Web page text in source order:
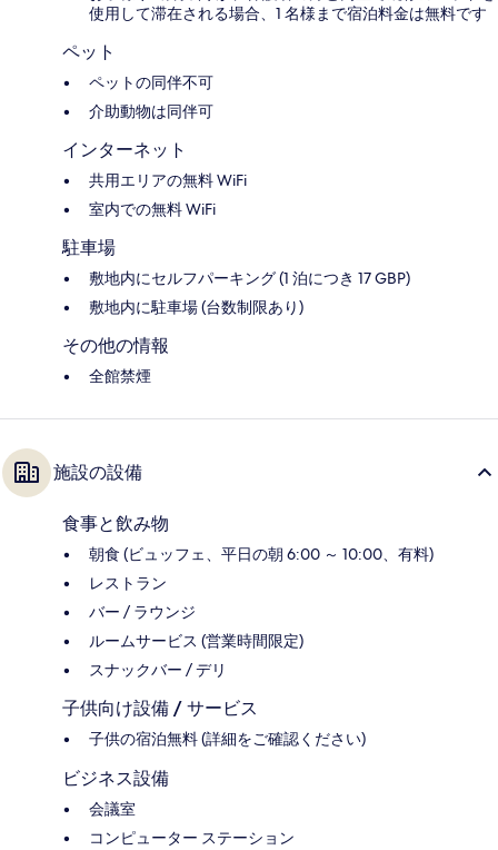
使用して滞在される場合、1 名様まで宿泊料金は無料です
ペット
ペットの同伴不可
介助動物は同伴可
インターネット
共用エリアの無料 WiFi
室内での無料 WiFi
駐車場
敷地内にセルフパーキング (1 泊につき 17 GBP)
敷地内に駐車場 (台数制限あり)
その他の情報
全館禁煙
施設の設備
食事と飲み物
朝食 (ビュッフェ、平日の朝 6:00 ～ 10:00、有料)
レストラン
バー / ラウンジ
ルームサービス (営業時間限定)
スナックバー / デリ
子供向け設備 / サービス
子供の宿泊無料 (詳細をご確認ください)
ビジネス設備
会議室
コンピューター ステーション